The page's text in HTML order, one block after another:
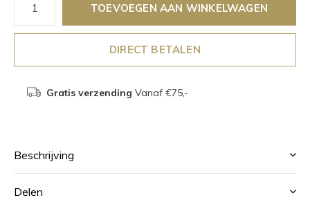
TOEVOEGEN AAN WINKELWAGEN
DIRECT BETALEN
Gratis verzending Vanaf €75,-
Beschrijving
Delen